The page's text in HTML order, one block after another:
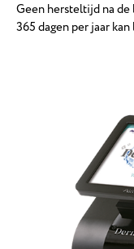
Geen hersteltijd na
365 dagen per jaar